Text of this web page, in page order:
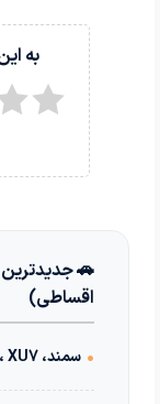
به
🚗
اقساطی)
• سمند، LX، XU7، مدل 1394